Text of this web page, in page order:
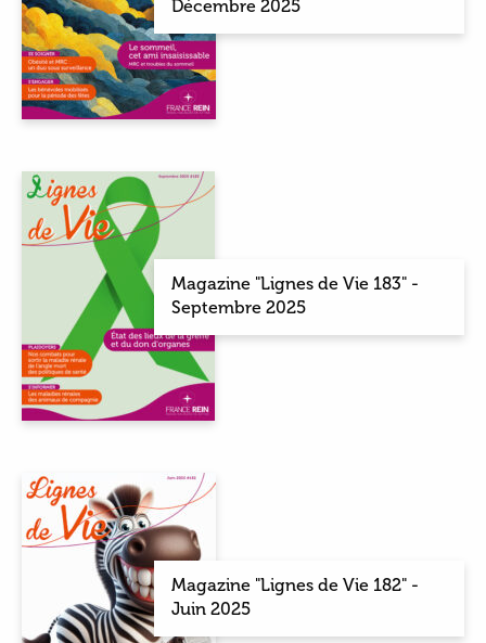
Décembre 2025
Magazine "Lignes de Vie 183" -
Septembre 2025
Magazine "Lignes de Vie 182" -
Juin 2025